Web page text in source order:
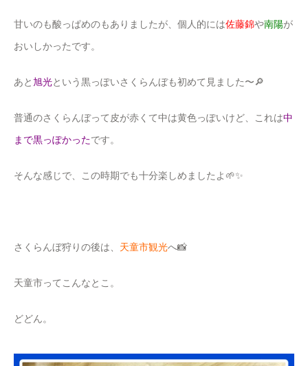
甘いのも酸っぱめのもありましたが、個人的には佐藤錦や南陽が
おいしかったです。
あと旭光という黒っぽいさくらんぼも初めて見ました〜🔎
普通のさくらんぼって皮が赤くて中は黄色っぽいけど、これは中
まで黒っぽかったです。
そんな感じで、この時期でも十分楽しめましたよ🌱✨
さくらんぼ狩りの後は、 天童市観光へ📸
天童市ってこんなとこ。
どどん。